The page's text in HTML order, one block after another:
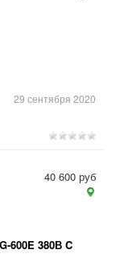
29 сентября 2020
600E 380В C
40 600 руб